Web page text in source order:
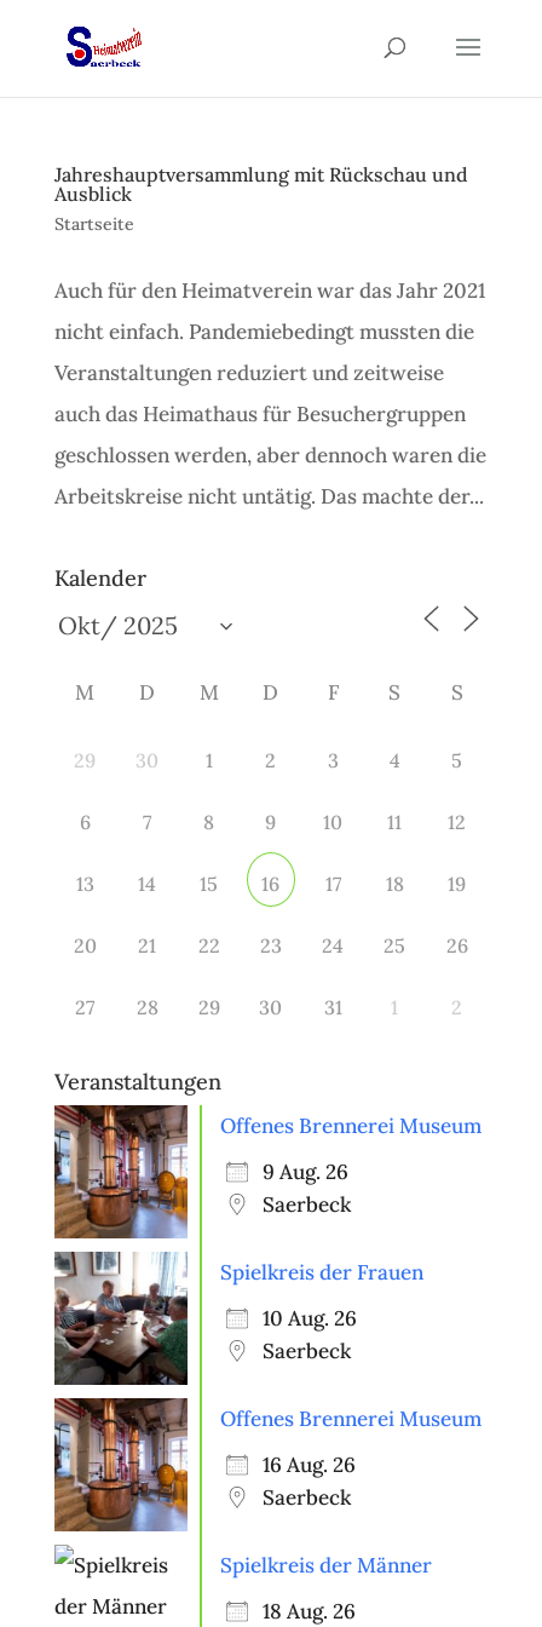
Jahreshauptversammlung mit Rückschau und
Ausblick
Startseite
Auch für den Heimatverein war das Jahr 2021
nicht einfach. Pandemiebedingt mussten die
Veranstaltungen reduziert und zeitweise
auch das Heimathaus für Besuchergruppen
geschlossen werden, aber dennoch waren die
Arbeitskreise nicht untätig. Das machte der...
Kalender
M D M D F S S
29 30 1 2 3 4 5
6 7 8 9 10 11 12
13 14 15 16 17 18 19
20 21 22 23 24 25 26
27 28 29 30 31 1 2
Veranstaltungen
Offenes Brennerei Museum
9 Aug. 26
Saerbeck
Spielkreis der Frauen
10 Aug. 26
Saerbeck
Offenes Brennerei Museum
16 Aug. 26
Saerbeck
Spielkreis der Männer
18 Aug. 26